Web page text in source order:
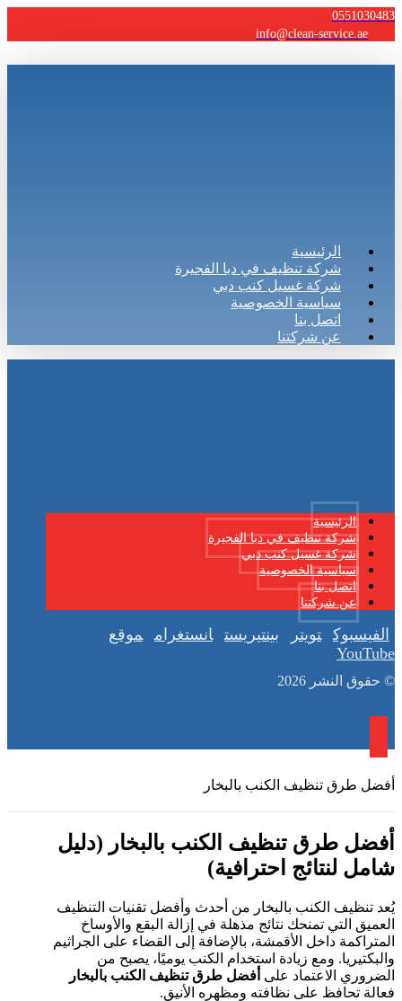
0551030483
info@clean-service.ae
الرئيسية
شركة تنظيف في دبا الفجيرة
شركة غسيل كنب دبي
سياسية الخصوصية
اتصل بنا
عن شركتنا
الرئيسية
شركة تنظيف في دبا الفجيرة
شركة غسيل كنب دبي
سياسية الخصوصية
اتصل بنا
عن شركتنا
الفيسبوك تويتر بينتيريست انستغرام
موقع
YouTube
© حقوق النشر 2026
أفضل طرق تنظيف الكنب بالبخار
أفضل طرق تنظيف الكنب بالبخار (دليل
شامل لنتائج احترافية)
يُعد تنظيف الكنب بالبخار من أحدث وأفضل تقنيات التنظيف
العميق التي تمنحك نتائج مذهلة في إزالة البقع والأوساخ
المتراكمة داخل الأقمشة، بالإضافة إلى القضاء على الجراثيم
والبكتيريا. ومع زيادة استخدام الكنب يوميًا، يصبح من
الضروري الاعتماد على أفضل طرق تنظيف الكنب بالبخار
فعالة تحافظ على نظافته ومظهره الأنيق.